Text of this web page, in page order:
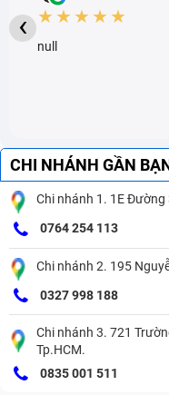
★★★★★
null
‹
CHI NHÁNH GẦN
Chi nhánh 1. 1E Đường
0764 254 113
Chi nhánh 2. 195
0327 998 188
Chi nhánh 3. 721
Tp.HCM.
0835 001 511